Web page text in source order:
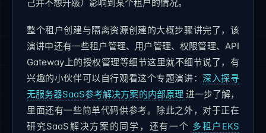
己并不想升级）影响到某个租户的情况。
整个租户创建与隔离资源创建的大概步骤讲完了，该
演讲中还有一些租户管理、用户管理、权限管理、API
Gateway上的授权管理等细节这里就不细节说了，有
兴趣的小伙伴可以自行观看这个专题演讲：深入探寻
无服务器SaaS参考解决方案的内部原理 进一步了解，
里面还有一些简单代码供参考。除此之外，对于正在
研究SaaS解决方案的同学，还有一个 多租户EKS